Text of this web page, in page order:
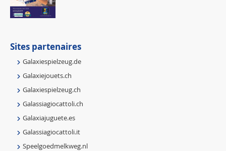
Sites partenaires
Galaxiespielzeug.de
Galaxiejouets.ch
Galaxiespielzeug.ch
Galassiagiocattoli.ch
Galaxiajuguete.es
Galassiagiocattoli.it
Speelgoedmelkweg.nl